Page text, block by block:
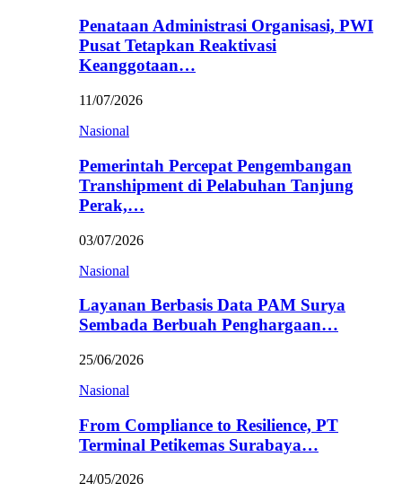
Penataan Administrasi Organisasi, PWI
Pusat Tetapkan Reaktivasi
Keanggotaan…
11/07/2026
Nasional
Pemerintah Percepat Pengembangan
Transhipment di Pelabuhan Tanjung
Perak,…
03/07/2026
Nasional
Layanan Berbasis Data PAM Surya
Sembada Berbuah Penghargaan…
25/06/2026
Nasional
From Compliance to Resilience, PT
Terminal Petikemas Surabaya…
24/05/2026